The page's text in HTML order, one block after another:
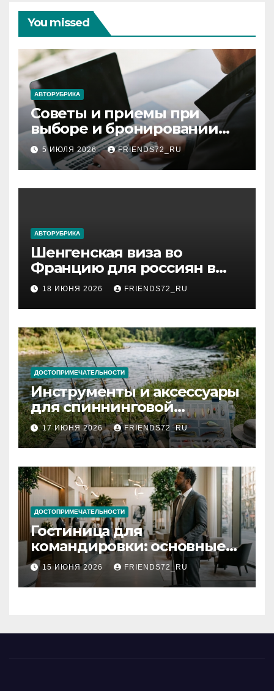
You missed
АВТОРУБРИКА
Советы и приемы при
выборе и бронировании
авиабилетов
5 ИЮЛЯ 2026 FRIENDS72_RU
АВТОРУБРИКА
Шенгенская виза во
Францию для россиян в
2026 году: сроки от 3 дней
и список необходимых
документов
18 ИЮНЯ 2026 FRIENDS72_RU
ДОСТОПРИМЕЧАТЕЛЬНОСТИ
Инструменты и аксессуары
для спиннинговой
рыбалки: назначение и
типы
17 ИЮНЯ 2026 FRIENDS72_RU
ДОСТОПРИМЕЧАТЕЛЬНОСТИ
Гостиница для
командировки: основные
критерии выбора
15 ИЮНЯ 2026 FRIENDS72_RU